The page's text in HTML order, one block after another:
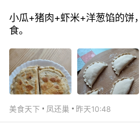
小瓜+猪肉+虾米+洋葱馅的饼
食。
美食天下 凤还巢 昨天10:48